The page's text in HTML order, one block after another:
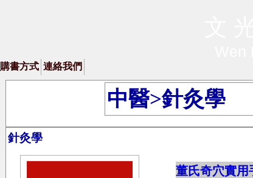
購書方式 連絡我們
中醫>針灸學
針灸學
董氏奇穴實用